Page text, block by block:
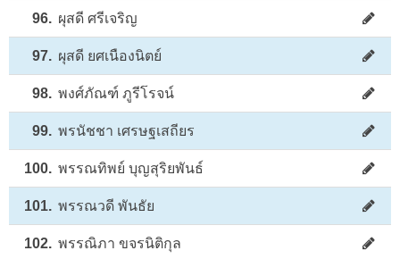
96. ผุสดี ศรีเจริญ
97. ผุสดี ยศเนืองนิตย์
98. พงศ์ภัณฑ์ ภูรีโรจน์
99. พรนัชชา เศรษฐเสถียร
100. พรรณทิพย์ บุญสุริยพันธ์
101. พรรณวดี พันธัย
102. พรรณิภา ขจรนิติกุล